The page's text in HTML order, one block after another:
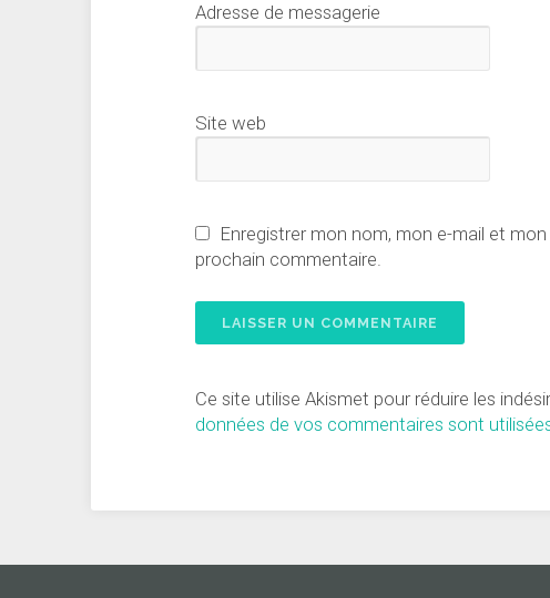
Adresse de messagerie
Site web
Enregistrer mon nom, mon e-mail et
prochain commentaire.
Ce site utilise Akismet pour réduire les
données de vos commentaires sont